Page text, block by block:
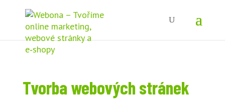
Tvorba webových stránek